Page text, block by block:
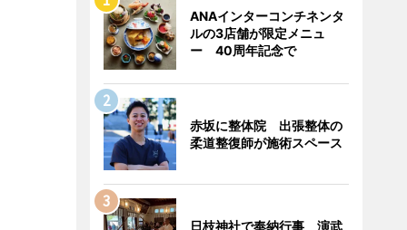
ANAインターコンチネンタ
ルの3店舗が限定メニュ
ー 40周年記念で
赤坂に整体院 出張整体の
柔道整復師が施術スペース
日枝神社で奉納行事 演武